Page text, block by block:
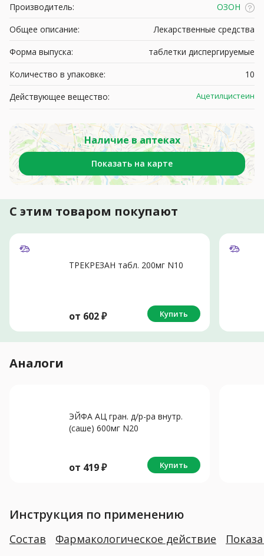
Производитель:
ОЗОН
Общее описание:
Лекарственные средства
Форма выпуска:
таблетки диспергируемые
Количество в упаковке:
10
Действующее вещество:
Ацетилцистеин
Наличие в аптеках
Показать на карте
С этим товаром покупают
ТРЕКРЕЗАН табл. 200мг N10
от 602₽ Купить
Аналоги
ЭЙФА АЦ гран. д/р-ра внутр.
(саше) 600мг N20
от 419₽ Купить
Инструкция по применению
Состав Фармакологическое действие